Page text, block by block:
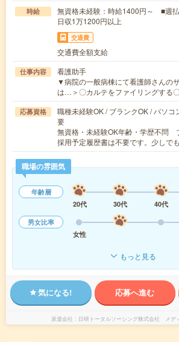
時給
無資格未経験：時給1400円～ ■
日収1万1200円以上
交通費
交通費全額支給
仕事内容
看護助手
▼病院の一般病棟にて看護師さんの
は…＞〇カルテをファイリングする
応募資格
職種未経験OK / ブランクOK / パソコ
要
無資格・未経験OK年齢・学歴不問
採用予定履歴書は不要です。少しで
職場の雰囲気
年齢層
20代
30代 40代
男女比率
女性
もっと見る
気になる! 応募へ進む
派遣会社 日研トータルソーシング株式会社 メデ